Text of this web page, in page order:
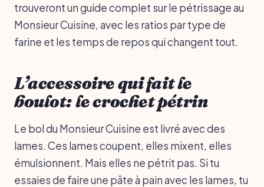
trouveront un guide complet sur le pétrissage au
Monsieur Cuisine, avec les ratios par type de
farine et les temps de repos qui changent tout.
L’accessoire qui fait le
boulot: le crochet pétrin
Le bol du Monsieur Cuisine est livré avec des
lames. Ces lames coupent, elles mixent, elles
émulsionnent. Mais elles ne pétrit pas. Si tu
essaies de faire une pâte à pain avec les lames, tu